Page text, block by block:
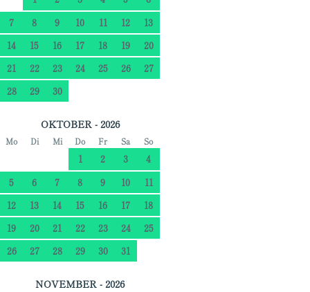
7
8 9 10 11 12
13
14
15 16 17 18 19
20
21
22 23 24 25 26
27
28
29 30
OKTOBER - 2026
Mo Di Mi Do Fr Sa So
1 2 3
4
5
6 7 8 9 10
11
12
13 14 15 16 17
18
19
20 21 22 23 24
25
26
27 28 29 30 31
NOVEMBER - 2026